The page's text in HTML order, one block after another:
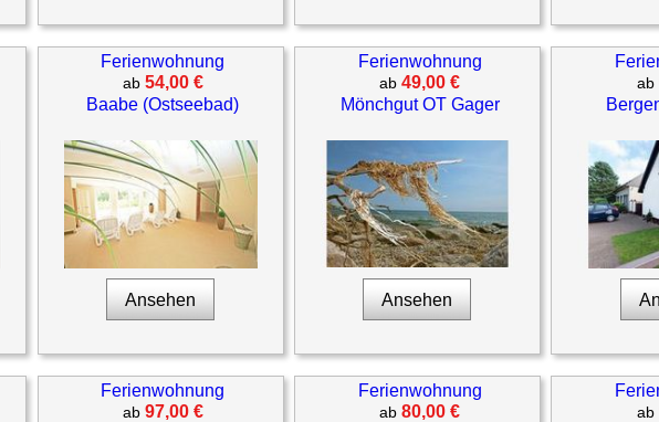
Ferienwohnung
ab 54,00 €
Baabe (Ostseebad)
Ansehen
Ferienwohnung
ab49,00 €
Mönchgut OT Gager
Ansehen
ab
Ferienwohnung
ab 97,00 €
Ferienwohnung
ab80,00 €
ab